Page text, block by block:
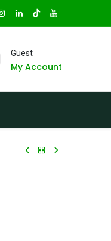
Guest
My Account